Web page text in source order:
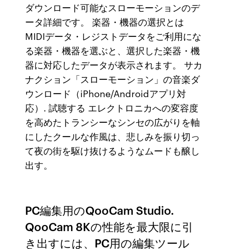
ダウンロード可能なスローモーションのデ
ータ詳細です。 楽器・機器の選択とは
MIDIデータ・レジストデータをご利用にな
る楽器・機器を選ぶと、選択した楽器・機
器に対応したデータが表示されます。 サカ
ナクション「スローモーション」の音楽ダ
ウンロード（iPhone/Androidアプリ対
応）. 試聴する エレクトロニカへの変容度
を高めたトランシーなシンセの広がりを軸
にしたクールな作風は、悲しみを振り切っ
て夜の街を駆け抜けるようなムードも醸し
出す。
PC編集用のQooCam Studio.
QooCam 8Kの性能を最大限に引
き出すには、PC用の編集ツール